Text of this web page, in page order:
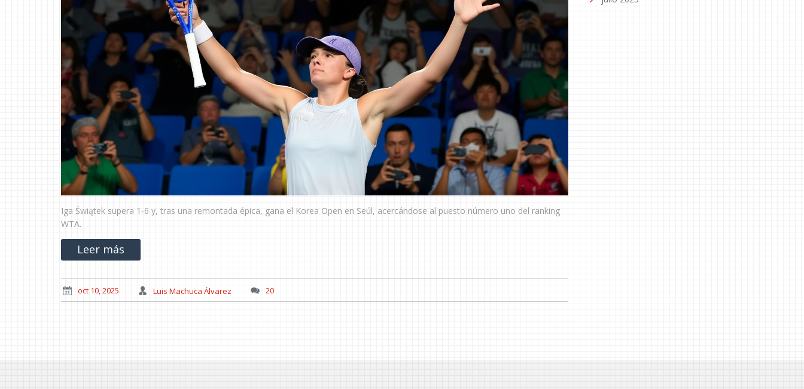
Iga Świątek supera 1‑6 y, tras una remontada épica, gana el Korea Open en Seúl, acercándose al puesto número uno del ranking
WTA.
Leer más
oct 10, 2025 Luis Machuca Álvarez 20